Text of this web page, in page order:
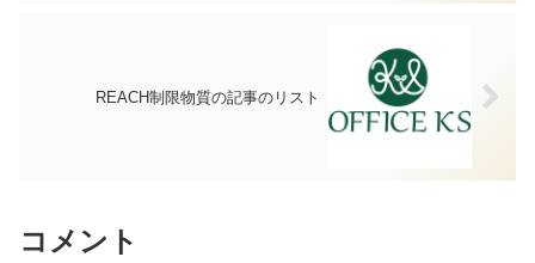
REACH制限物質の記事のリスト
コメント